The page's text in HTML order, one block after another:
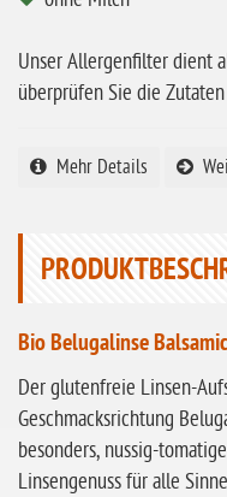
ohne Mais
ohne Senf
ohne Sesam
ohne Vanille
ohne Sellerie
glutenfrei
ohne
Sonnenblumen
Unser Allergenfilter dient
überprüfen Sie die
Mehr Details
Bio Belugalinse
Der glutenfreie Linsen-
Geschmacksrichtung
besonders, nussig-
Linsengenuss für alle